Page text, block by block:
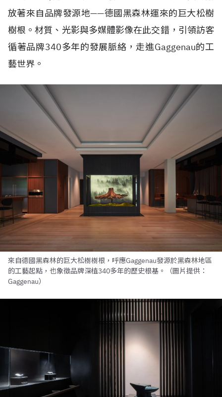
放著來自品牌發源地——德國黑森林運來的巨大松樹
樹根。材質、光影與多媒體影像在此交錯，引領訪客
循著品牌340多年的發展脈絡，走進Gaggenau的工
藝世界。
來自德國黑森林的巨大松樹樹根，呼應Gaggenau發源於黑森林地區
的工藝起點，也象徵品牌深植340多年的歷史根基。（圖片提供：
Gaggenau）